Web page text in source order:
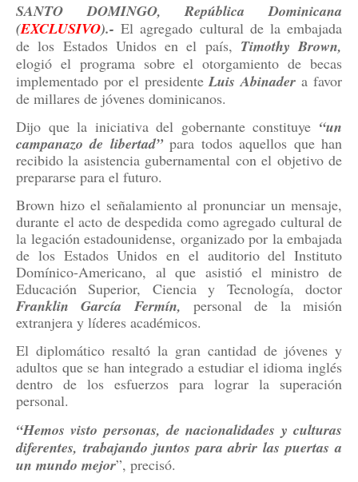
SANTO DOMINGO, República Dominicana
(EXCLUSIVO).- El agregado cultural de la embajada
de los Estados Unidos en el país, Timothy Brown,
elogió el programa sobre el otorgamiento de becas
implementado por el presidenteLuis Abinader a favor
de millares de jóvenes dominicanos.
Dijo que la iniciativa del gobernante constituye “un
campanazo de libertad”para todos aquellos que han
recibido la asistencia gubernamental con el objetivo de
prepararse para el futuro.
Brown hizo el señalamiento al pronunciar un mensaje,
durante el acto de despedida como agregado cultural de
la legación estadounidense, organizado por la embajada
de los Estados Unidos en el auditorio del Instituto
Domínico-Americano, al que asistió el ministro de
Educación Superior, Ciencia y Tecnología, doctor
Franklin García Fermín, personal de la misión
extranjera y líderes académicos.
El diplomático resaltó la gran cantidad de jóvenes y
adultos que se han integrado a estudiar el idioma inglés
dentro de los esfuerzos para lograr la superación
personal.
“Hemos visto personas, de nacionalidades y culturas
diferentes, trabajando juntos para abrir las puertas a
un mundo mejor”, precisó.